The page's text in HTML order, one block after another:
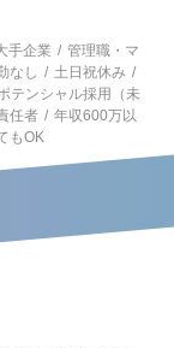
手企業
管理職・マ
なし
土日祝休み
テンシャル採用（未
任者
年収600万以
もOK